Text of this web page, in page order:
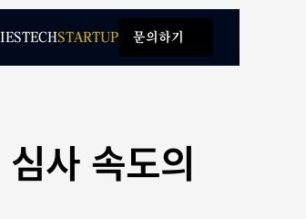
TECHSTARTUP
문의하기
문의하기
사 속도의